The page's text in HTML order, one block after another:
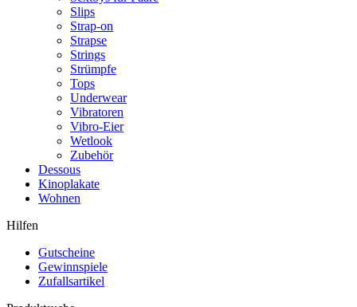
Slips
Strap-on
Strapse
Strings
Strümpfe
Tops
Underwear
Vibratoren
Vibro-Eier
Wetlook
Zubehör
Dessous
Kinoplakate
Wohnen
Hilfen
Gutscheine
Gewinnspiele
Zufallsartikel